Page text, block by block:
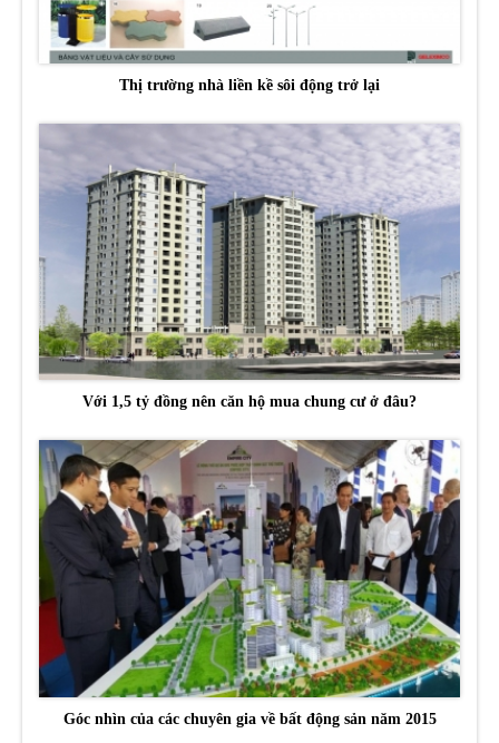
Thị trường nhà liền kề sôi động trở lại
Với 1,5 tỷ đồng nên căn hộ mua chung cư ở đâu?
Góc nhìn của các chuyên gia về bất động sản năm 2015